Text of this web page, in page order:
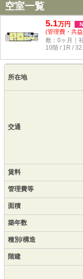
空室一覧
5.1万円
(管理費・共
敷：0ヶ月｜
10階 / 1R /
所在地
交通
賃料
管理費等
面積
築年数
種別/構造
階建